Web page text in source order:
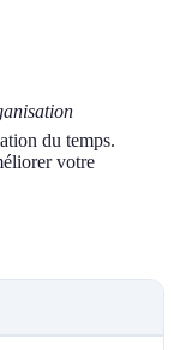
du temps.
votre